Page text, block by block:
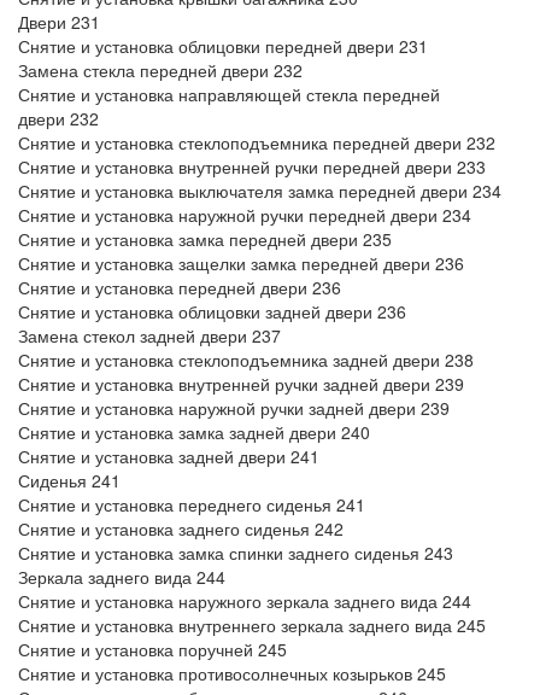
Двери 231
Снятие и установка облицовки передней двери 231
Замена стекла передней двери 232
Снятие и установка направляющей стекла передней
двери 232
Снятие и установка стеклоподъемника передней двери 232
Снятие и установка внутренней ручки передней двери 233
Снятие и установка выключателя замка передней двери 234
Снятие и установка наружной ручки передней двери 234
Снятие и установка замка передней двери 235
Снятие и установка защелки замка передней двери 236
Снятие и установка передней двери 236
Снятие и установка облицовки задней двери 236
Замена стекол задней двери 237
Снятие и установка стеклоподъемника задней двери 238
Снятие и установка внутренней ручки задней двери 239
Снятие и установка наружной ручки задней двери 239
Снятие и установка замка задней двери 240
Снятие и установка задней двери 241
Сиденья 241
Снятие и установка переднего сиденья 241
Снятие и установка заднего сиденья 242
Снятие и установка замка спинки заднего сиденья 243
Зеркала заднего вида 244
Снятие и установка наружного зеркала заднего вида 244
Снятие и установка внутреннего зеркала заднего вида 245
Снятие и установка поручней 245
Снятие и установка противосолнечных козырьков 245